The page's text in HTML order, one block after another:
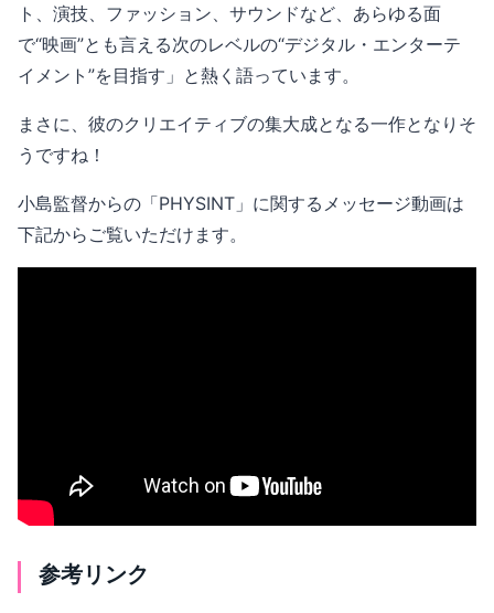
ト、演技、ファッション、サウンドなど、あらゆる面
で“映画”とも言える次のレベルの“デジタル・エンターテ
イメント”を目指す」と熱く語っています。
まさに、彼のクリエイティブの集大成となる一作となりそ
うですね！
小島監督からの「PHYSINT」に関するメッセージ動画は
下記からご覧いただけます。
参考リンク